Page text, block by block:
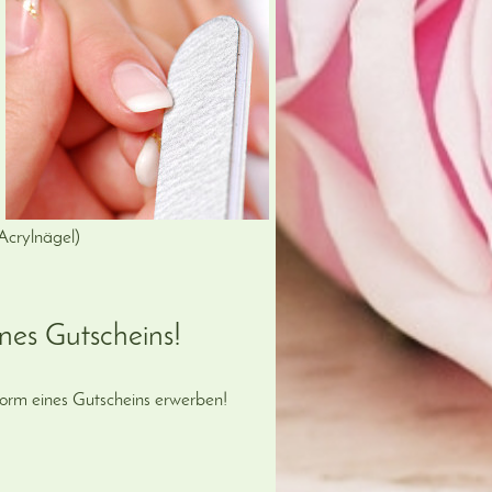
Gutscheins!
eines Gutscheins erwerben!